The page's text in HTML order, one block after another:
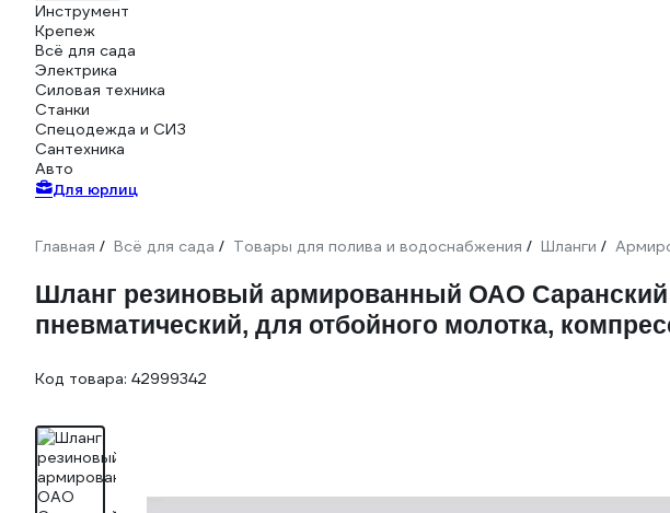
Инструмент
Крепеж
Всё для сада
Электрика
Силовая техника
Станки
Спецодежда и СИЗ
Сантехника
Авто
Для юрлиц
Главная / Всё для сада / Товары для полива и водоснабжения / Шланги /
Шланг резиновый армированный ОАО Саранский
пневматический, для отбойного молотка,
Код товара: 42999342